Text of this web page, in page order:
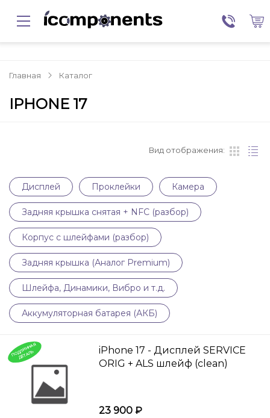
Главная Каталог
IPHONE 17
Вид отображения:
Дисплей Проклейки Камера
Задняя крышка снятая + NFC (разбор)
Корпус с шлейфами (разбор)
Задняя крышка (Аналог Premium)
Шлейфа, Динамики, Вибро и т.д.
Аккумуляторная батарея (АКБ)
П
О
Д
Л
И
Н
Н
А
Я
ДЕТ
А
ЛЬ
iPhone 17 - Дисплей SERVICE
ORIG + ALS шлейф (clean)
23 900 ₽